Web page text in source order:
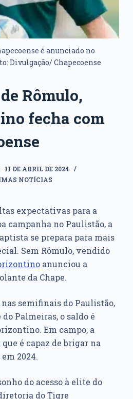
é anunciado no
Divulgação/ Chapecoense
Rômulo,
fecha com
11 DE ABRIL DE 2024
NOTÍCIAS
expectativas para a
campanha no Paulistão, a
se prepara para mais
Sem Rômulo, vendido
anunciou a
da Chape.
semifinais do Paulistão,
Palmeiras, o saldo é
Em campo, a
é capaz de brigar na
2024.
do acesso à elite do
do Tigre